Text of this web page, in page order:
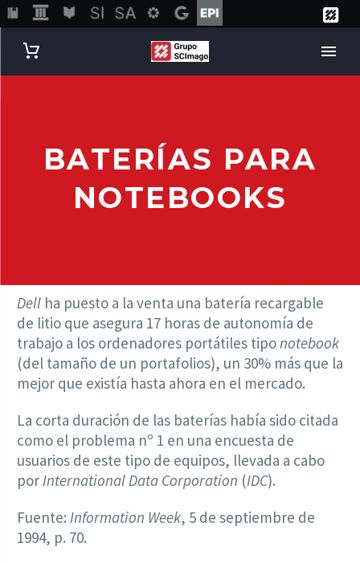
BATERÍAS PARA
NOTEBOOKS
Dell ha puesto a la venta una batería recargable
de litio que asegura 17 horas de autonomía de
trabajo a los ordenadores portátiles tiponotebook
(del tamaño de un portafolios), un 30% más que la
mejor que existía hasta ahora en el mercado.
La corta duración de las baterías había sido citada
como el problema nº 1 en una encuesta de
usuarios de este tipo de equipos, llevada a cabo
porInternational Data Corporation (IDC).
Fuente: Information Week, 5 de septiembre de
1994, p. 70.